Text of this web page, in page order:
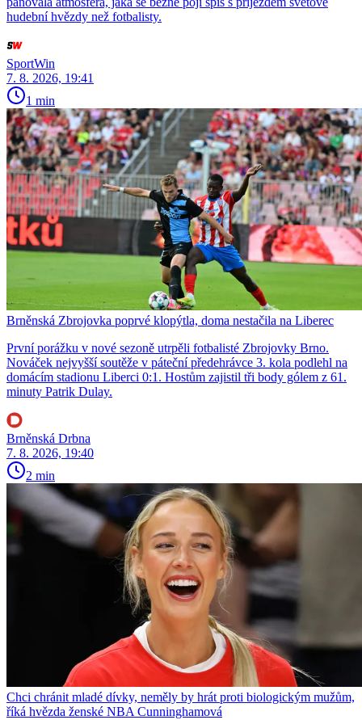
hudební hvězdy než fotbalisty.
SportWin
7. 8. 2026, 19:41
1 min
Brněnská Zbrojovka poprvé klopýtla, doma nestačila na Liberec
První porážku v nové sezoně utrpěli fotbalisté Zbrojovky Brno.
Nováček nejvyšší soutěže v páteční předehrávce 3. kola podlehl na
domácím stadionu Liberci 0:1. Hostům zajistil tři body gólem z 61.
minuty Patrik Dulay.
Brněnská Drbna
7. 8. 2026, 19:40
2 min
Chci chránit mladé dívky, neměly by hrát proti biologickým mužům,
říká hvězda ženské NBA Cunninghamová